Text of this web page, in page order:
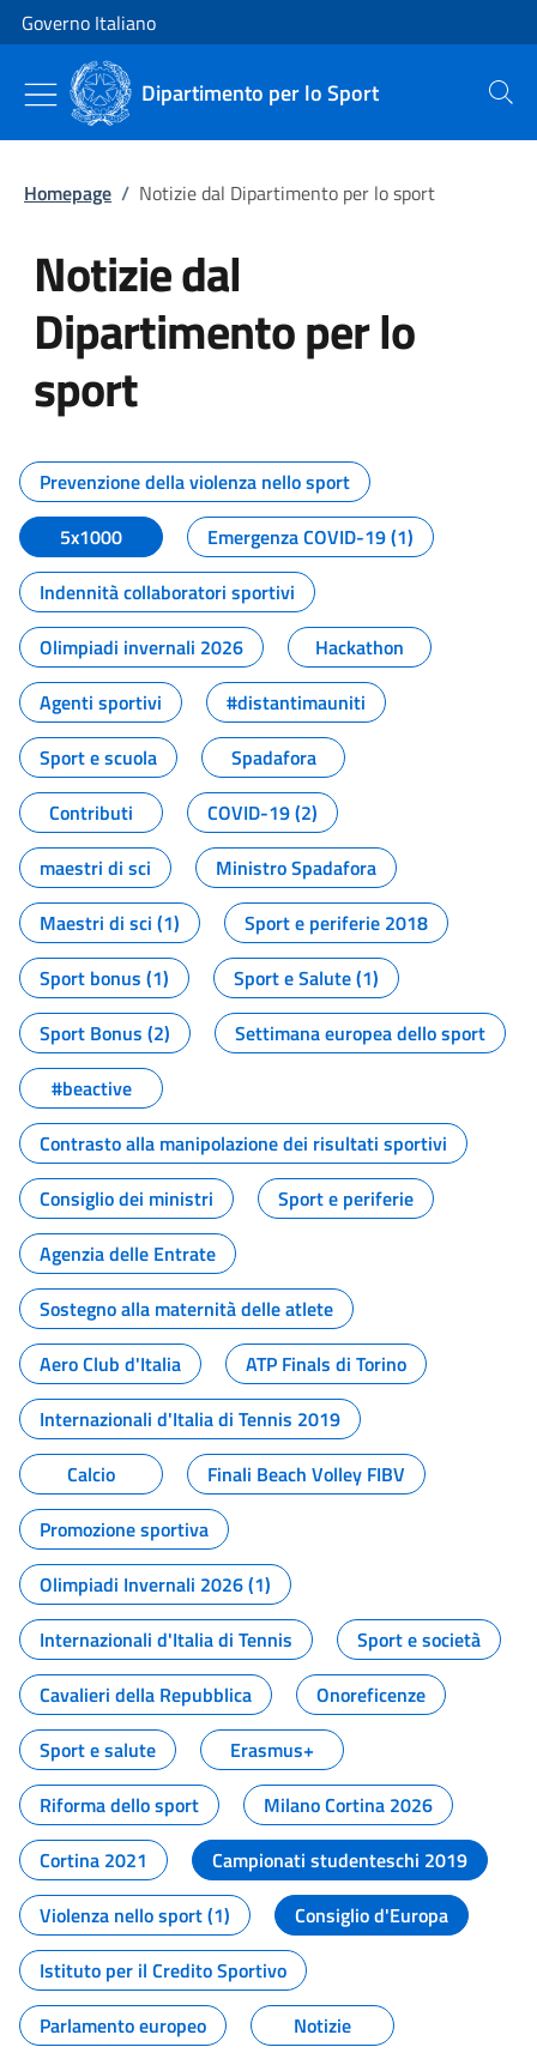
Vai al contenuto
Vai alla navigazione del sito
Governo Italiano
Dipartimento per lo Sport Cerca
Homepage / Notizie dal Dipartimento per lo sport
Notizie dal
Dipartimento per lo
sport
Tutti i contenuti della pagina
Prevenzione della violenza nello sport
5x1000
Emergenza COVID-19 (1)
Indennità collaboratori sportivi
Olimpiadi invernali 2026
Hackathon
Agenti sportivi
#distantimauniti
Sport e scuola
Spadafora
Contributi
COVID-19 (2)
maestri di sci
Ministro Spadafora
Maestri di sci (1)
Sport e periferie 2018
Sport bonus (1)
Sport e Salute (1)
Sport Bonus (2)
Settimana europea dello sport
#beactive
Contrasto alla manipolazione dei risultati sportivi
Consiglio dei ministri
Sport e periferie
Agenzia delle Entrate
Sostegno alla maternità delle atlete
Aero Club d'Italia
ATP Finals di Torino
Internazionali d'Italia di Tennis 2019
Calcio
Finali Beach Volley FIBV
Promozione sportiva
Olimpiadi Invernali 2026 (1)
Internazionali d'Italia di Tennis
Sport e società
Cavalieri della Repubblica
Onoreficenze
Sport e salute
Erasmus+
Riforma dello sport
Milano Cortina 2026
Cortina 2021
Campionati studenteschi 2019
Violenza nello sport (1)
Consiglio d'Europa
Istituto per il Credito Sportivo
Parlamento europeo
Notizie